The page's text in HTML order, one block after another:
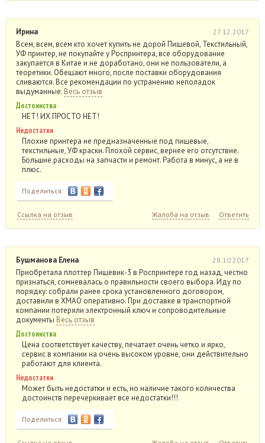
Ирина 27.12.2017
Всем, всем, всем кто хочет купить не дорой Пищевой, Текстильный,
УФ принтер, не покупайте у Роспринтера, все оборудование
закупается в Китае и не доработано, они не пользователи, а
теоретики. Обещают много, после поставки оборудования
сливаются. Все рекомендации по устранению неполадок
выдуманные. Весь отзыв
Достоинства
НЕТ! ИХ ПРОСТО НЕТ!
Недостатки
Плохие принтера не предназначенные под пищевые,
текстильные, УФ краски. Плохой сервис, вернее его отсутствие.
Большие расходы на запчасти и ремонт. Работа в минус, а не в
плюс.
Поделиться:
Ссылка на отзыв Жалоба на отзыв Ответить
Бушманова Елена 28.10.2017
Приобретала плоттер Пищевик-3 в Роспринтере год назад, честно
признаться, сомневалась о правильности своего выбора. Иду по
порядку: собрали ранее срока установленного договором,
доставили в ХМАО оперативно. При доставке в транспортной
компании потеряли электронный ключ и сопроводительные
документы Весь отзыв
Достоинства
Цена соответствует качеству, печатает очень четко и ярко,
сервис в компании на очень высоком уровне, они действительно
работают для клиента.
Недостатки
Может быть недостатки и есть, но наличие такого количества
достоинств перечеркивает все недостатки!!!
Поделиться: